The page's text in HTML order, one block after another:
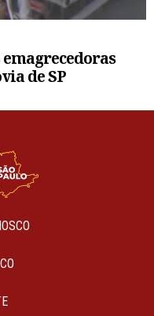
emagrecedoras
de SP